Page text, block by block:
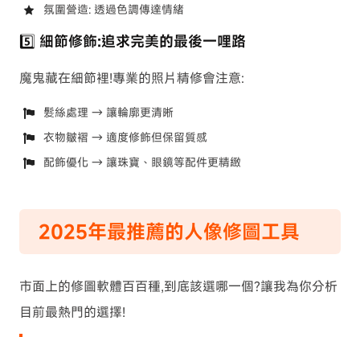
氛圍營造: 透過色調傳達情緒
5️⃣ 細節修飾:追求完美的最後一哩路
魔鬼藏在細節裡!專業的照片精修會注意:
髮絲處理 → 讓輪廓更清晰
衣物皺褶 → 適度修飾但保留質感
配飾優化 → 讓珠寶、眼鏡等配件更精緻
2025年最推薦的人像修圖工具
市面上的修圖軟體百百種,到底該選哪一個?讓我為你分析
目前最熱門的選擇!